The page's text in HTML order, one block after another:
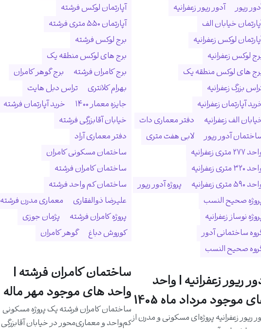
ریور
آدور ریور زعفرانیه
خیابان الف
لوکس زعفرانیه
لوکس زعفرانیه
های لوکس منطقه یک
بزرگ زعفرانیه
آپارتمان زعفرانیه
الف زعفرانیه
دفتر معماری دات
آدور ریور
لابی هفت متری
متری زعفرانیه
متری زعفرانیه
متری زعفرانیه
پروژه آدور ریور
صحیح النسب
نوساز زعفرانیه
ساختمانی آدور
صحیح النسب
ریور زعفرانیه | واحد
موجود مرداد ماه 1405
ریور زعفرانیه پروژه‌ای مسکونی و مدرن از
آپارتمان لوکس فرشته
آپارتمان ۵۵۰ متری فرشته
برج لوکس فرشته
برج های لوکس منطقه یک
برج کامران فرشته
برج گوهر کامران
بهرام کلانتری
تراس دبل هایت
جایزه معمار ۱۴۰۰
خرید آپارتمان فرشته
خیابان آقابزرگی فرشته
دفتر معماری آراد
ساختمان مسکونی کامران
ساختمان کامران فرشته
ساختمان کم واحد فرشته
علیرضا ذوالفقاری
معماری مدرن فرشته
پروژه کامران فرشته
پژمان جوزی
کوروش دباغ
گوهر کامران
ساختمان کامران فرشته |
واحد های موجود مهر ماله
ساختمان کامران فرشته یک پروژه مسکونی
کم‌واحد و معماری‌محور در خیابان آقابزرگی